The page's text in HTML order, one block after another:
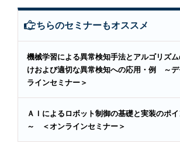
こちらのセミナーもオススメ
機械学習による異常検知手法とアルゴリズ
けおよび適切な異常検知への応用・例 ～
ラインセミナー＞
ＡＩによるロボット制御の基礎と実装のポ
～ ＜オンラインセミナー＞